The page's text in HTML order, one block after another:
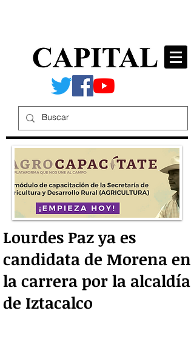
Lourdes Paz ya es
candidata de Morena en
la carrera por la alcaldía
de Iztacalco